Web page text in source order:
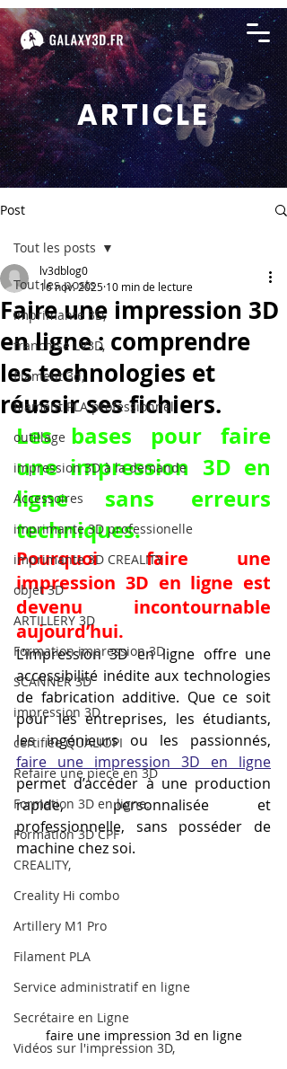
ARTICLE
Post
Tout les posts
imprimante 3D,
franchise LV3D,
filament 3d,
filament PLA professionnel
outillage
impression 3D à la demande
Accessoires
imprimante 3D professionelle
imprimante 3D CREALITY
objet 3D
ARTILLERY 3D
Formation impression 3D
SCANNER 3D
impression 3D
certifiée QUALIOPI
Refaire une piece en 3D
Formation 3D en ligne.
Formation 3D CPF
CREALITY,
Creality Hi combo
Artillery M1 Pro
Filament PLA
Service administratif en ligne
Secrétaire en Ligne
Vidéos sur l'impression 3D,
Tout les posts
Faire une impression 3D
en ligne : comprendre
les technologies et
réussir ses fichiers.
lv3dblog0
16 nov. 2025 10 min de lecture
Les bases pour faire
une impression 3D en
ligne sans erreurs
techniques.
Pourquoi faire une
impression 3D en ligne est
devenu incontournable
aujourd’hui.
L’impression 3D en ligne offre une
accessibilité inédite aux technologies
de fabrication additive. Que ce soit
pour les entreprises, les étudiants,
faire une impression 3D en ligne
permet d’accéder à une production
rapide, personnalisée et
professionnelle, sans posséder de
machine chez soi.
faire une impression 3d en ligne